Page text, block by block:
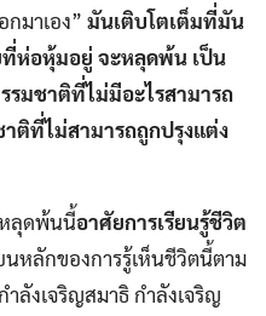
กมาเอง” มันเติบโตเต็มที่มัน
ห่อหุ้มอยู่ จะหลุดพ้น เป็น
รมชาติที่ไม่มีอะไรสามารถ
ติที่ไม่สามารถถูกปรุงแต่ง
หลุดพ้นนี้อาศัยการเรียนรู้ชีวิต
นหลักของการรู้เห็นชีวิตนี้ตาม
ำลังเจริญสมาธิ กำลังเจริญ